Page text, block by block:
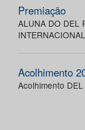
Premiação
ALUNA DO DEL
INTERNACIONAL
Acolhimento
Acolhimento DEL